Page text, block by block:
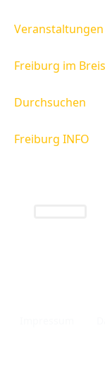
Veranstaltungen
Freiburg im
Durchsuchen
Freiburg INFO